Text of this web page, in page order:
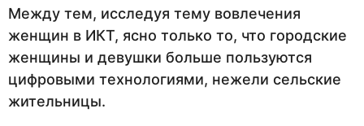
Между тем, исследуя тему вовлечения
женщин в ИКТ, ясно только то, что городские
женщины и девушки больше пользуются
цифровыми технологиями, нежели сельские
жительницы.